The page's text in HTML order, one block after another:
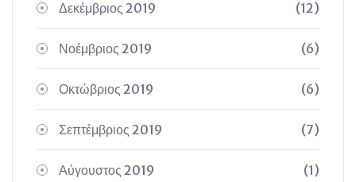
Δεκέμβριος 2019 (12)
Νοέμβριος 2019 (6)
Οκτώβριος 2019 (6)
Σεπτέμβριος 2019 (7)
Αύγουστος 2019 (1)